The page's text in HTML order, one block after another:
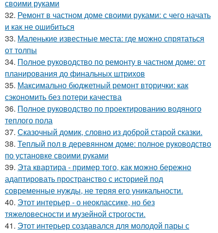
своими руками
32. Ремонт в частном доме своими руками: с чего начать
и как не ошибиться
33. Маленькие известные места: где можно спрятаться
от толпы
34. Полное руководство по ремонту в частном доме: от
планирования до финальных штрихов
35. Максимально бюджетный ремонт вторички: как
сэкономить без потери качества
36. Полное руководство по проектированию водяного
теплого пола
37. Сказочный домик, словно из доброй старой сказки.
38. Теплый пол в деревянном доме: полное руководство
по установке своими руками
39. Эта квартира - пример того, как можно бережно
адаптировать пространство с историей под
современные нужды, не теряя его уникальности.
40. Этот интерьер - о неоклассике, но без
тяжеловесности и музейной строгости.
41. Этот интерьер создавался для молодой пары с